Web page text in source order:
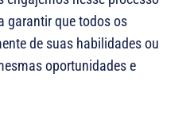
garantir que todos os
de suas habilidades ou
oportunidades e